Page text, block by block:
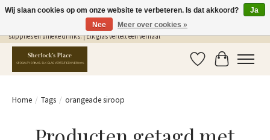
Gratis Verzending in NL vanaf €75,- | Sherlocks Place: dé plek voor MONIN siropen, bar
supplies en unieke drinks. | Elk glas vertelt een verhaal
Verlanglijst
Home / Tags / orangeade siroop
Wij slaan cookies op om onze website te verbeteren. Is dat akkoord?
Ja
Nee
Meer over cookies »